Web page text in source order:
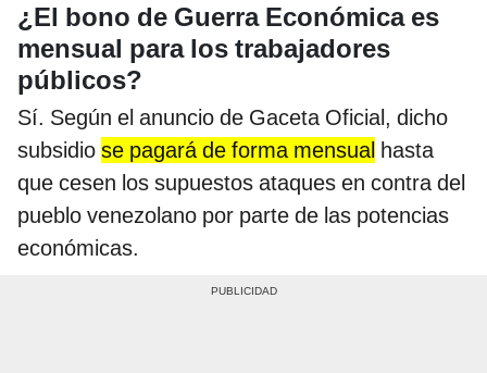
¿El bono de Guerra Económica es
mensual para los trabajadores
públicos?
Sí. Según el anuncio de Gaceta Oficial, dicho
subsidio se pagará de forma mensual hasta
que cesen los supuestos ataques en contra del
pueblo venezolano por parte de las potencias
económicas.